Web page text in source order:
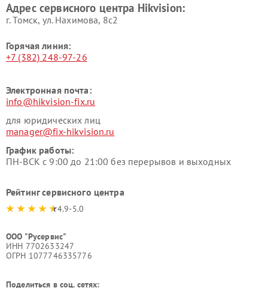
Адрес сервисного центра Hikvision:
г. Томск, ул. Нахимова, 8с2
Горячая линия:
+7 (382) 248-97-26
Электронная почта:
info@hikvision-fix.ru
для юридических лиц
manager@fix-hikvision.ru
График работы:
ПН-ВСК с 9:00 до 21:00 без перерывов и выходных
Рейтинг сервисного центра
4.9-5.0
ООО "Русервис"
ИНН 7702633247
ОГРН 1077746335776
Поделиться в соц. сетях: